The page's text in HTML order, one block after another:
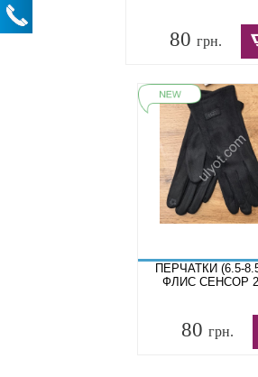
80грн.
ПЕРЧАТКИ (6.5-
ФЛИС СЕНСОР
80грн.